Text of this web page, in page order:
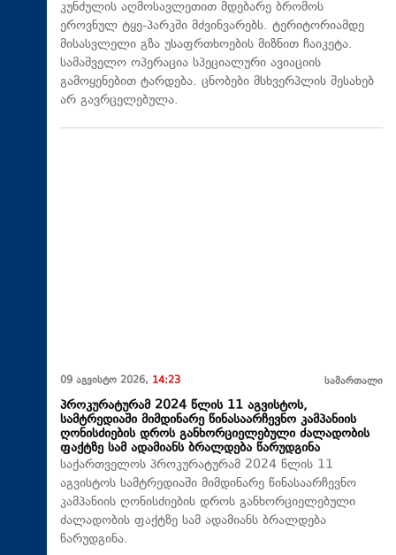
კუნძულის აღმოსავლეთით მდებარე ბრომოს
ეროვნულ ტყე-პარკში მძვინვარებს. ტერიტორიამდე
მისასვლელი გზა უსაფრთხოების მიზნით ჩაიკეტა.
სამაშველო ოპერაცია სპეციალური ავიაციის
გამოყენებით ტარდება. ცნობები მსხვერპლის შესახებ
არ გავრცელებულა.
09 აგვისტო 2026, 14:23 სამართალი
პროკურატურამ 2024 წლის 11 აგვისტოს,
სამტრედიაში მიმდინარე წინასაარჩევნო კამპანიის
ღონისძიების დროს განხორციელებული ძალადობის
ფაქტზე სამ ადამიანს ბრალდება წარუდგინა
საქართველოს პროკურატურამ 2024 წლის 11
აგვისტოს სამტრედიაში მიმდინარე წინასაარჩევნო
კამპანიის ღონისძიების დროს განხორციელებული
ძალადობის ფაქტზე სამ ადამიანს ბრალდება
წარუდგინა.